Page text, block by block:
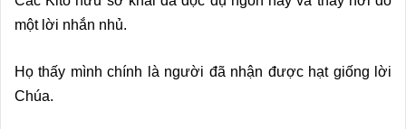
một lời nhắn nhủ.
Họ thấy mình chính là người đã nhận được hạt giống lời
Chúa.